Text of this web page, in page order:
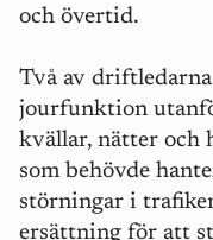
och övertid.
Två av
jourfunktion
kvällar, nätter och
som behövde
störningar i
ersättning för att